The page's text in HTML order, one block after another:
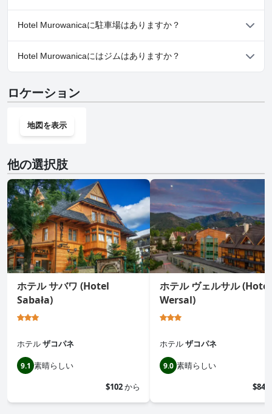
いいえ、Hotel Murowanicaでは犬と泊まることはできません。
Hotel Murowanicaに駐車場はありますか？
いいえ、Hotel Murowanicaでは駐車場はご利用いただけません。
Hotel Murowanicaにはジムはありますか？
ロケーション
地図を表示
他の選択肢
ホテル サバワ (Hotel
Sabała)
ホテルザコパネ
9.1 素晴らしい
$102から
ホテル ヴェルサル (Hotel
Wersal)
ホテルザコパネ
9.0 素晴らしい
$84